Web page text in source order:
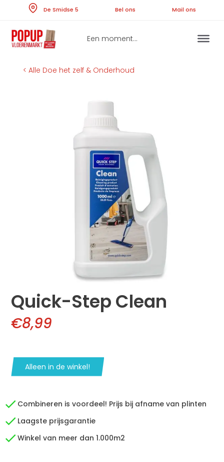
content
De Smidse 5
Een moment...
< Alle Doe het zelf & Onderhoud
Quick-Step Clean
€8,99
Alleen in de winkel!
Combineren is voordeel! Prijs bij afname van plinten
Laagste prijsgarantie
Winkel van meer dan 1.000m2